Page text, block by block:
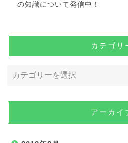
の知識について発信中！
カテゴリ
アーカイ